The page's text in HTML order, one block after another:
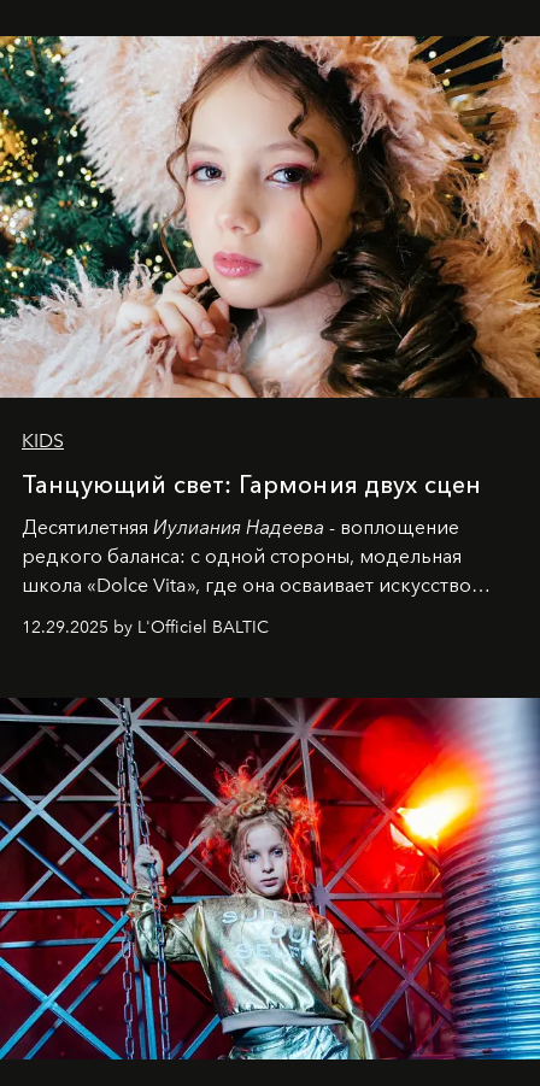
KIDS
Танцующий свет: Гармония двух сцен
Десятилетняя Иулиания Надеева - воплощение
редкого баланса: с одной стороны, модельная
школа «Dolce Vita», где она осваивает искусство
балетная студия при хореографическом училище,
танцевального пути за плечами.
12.29.2025 by L'Officiel BALTIC